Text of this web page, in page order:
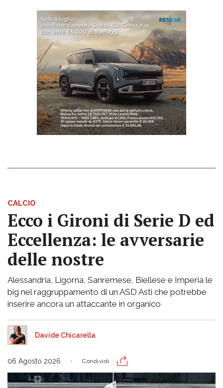
CALCIO
Ecco i Gironi di Serie D ed
Eccellenza: le avversarie
delle nostre
Alessandria, Ligorna, Sanremese, Biellese e Imperia le
big nel raggruppamento di un ASD Asti che potrebbe
inserire ancora un attaccante in organico
Davide Chicarella
06 Agosto 2026 Condividi